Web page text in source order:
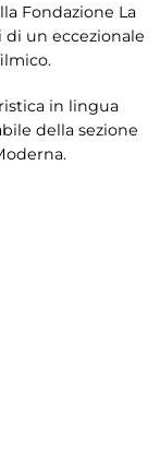
Fondazione La
di un eccezionale
in lingua
della sezione